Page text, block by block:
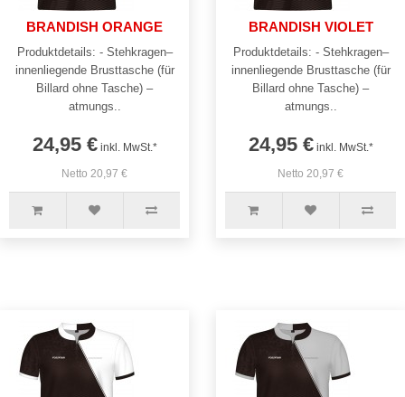
BRANDISH ORANGE
Produktdetails: - Stehkragen–
innenliegende Brusttasche (für
Billard ohne Tasche) –
atmungs..
24,95 €inkl. MwSt.*
Netto 20,97 €
BRANDISH VIOLET
Produktdetails: - Stehkragen–
innenliegende Brusttasche (für
Billard ohne Tasche) –
atmungs..
24,95 €inkl. MwSt.*
Netto 20,97 €